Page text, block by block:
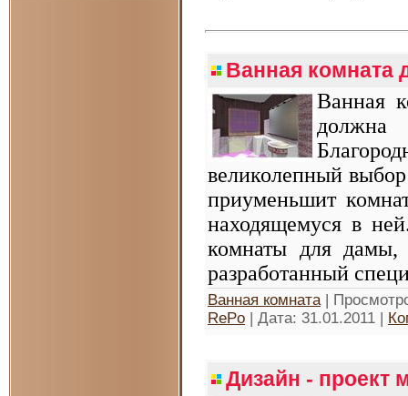
Ванная комната
Ванная
должна
великолепный
приуменьшит
находящемуся в
комнаты для дамы,
разработанный
Ванная комната|
RePo | Дата: 31.01.2011 |
Дизайн - проект